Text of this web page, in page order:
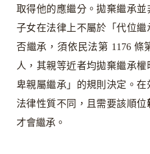
取得他的應繼分。拋棄繼承
子女在法律上不屬於「代位
否繼承，須依民法第 1176 條
人，其親等近者均拋棄繼承
卑親屬繼承」的規則決定。
法律性質不同，且需要該順位
才會繼承。